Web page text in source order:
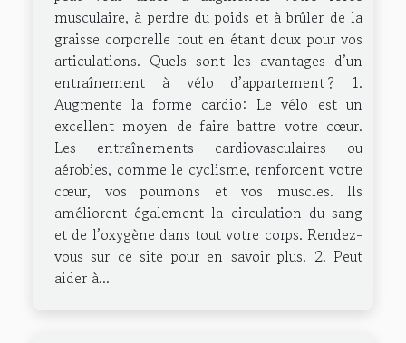
musculaire, à perdre du poids et à brûler de la
graisse corporelle tout en étant doux pour vos
articulations. Quels sont les avantages d’un
entraînement à vélo d’appartement ? 1.
Augmente la forme cardio: Le vélo est un
excellent moyen de faire battre votre cœur.
Les entraînements cardiovasculaires ou
aérobies, comme le cyclisme, renforcent votre
cœur, vos poumons et vos muscles. Ils
améliorent également la circulation du sang
et de l’oxygène dans tout votre corps. Rendez-
vous sur ce site pour en savoir plus. 2. Peut
aider à...